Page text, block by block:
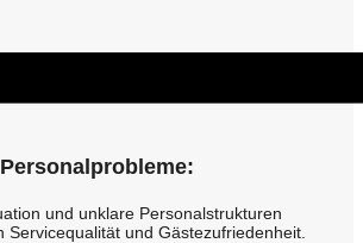
Personalprobleme:
und unklare Personalstrukturen
Servicequalität und Gästezufriedenheit.